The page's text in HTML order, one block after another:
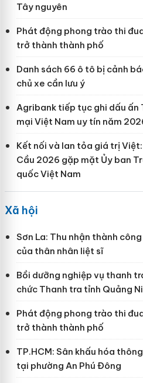
Tây nguyên
Phát động phong trào thi
trở thành thành phố
Danh sách 66 ô tô bị cảnh
chủ xe cần lưu ý
Agribank tiếp tục ghi dấu ấn
mại Việt Nam uy tín năm
Kết nối và lan tỏa giá trị
Cầu 2026 gặp mặt Ủy ban
quốc Việt Nam
Xã hội
Sơn La: Thu nhận thành
của thân nhân liệt sĩ
Bồi dưỡng nghiệp vụ thanh
chức Thanh tra tỉnh Quảng
Phát động phong trào thi
trở thành thành phố
TP.HCM: Sân khấu hóa
tại phường An Phú Đông